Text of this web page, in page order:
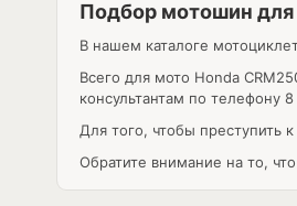
Подбор мотошин для
В нашем каталоге
Всего для мото Honda
консультантам по телефону
Для того, чтобы преступить
Обратите внимание на то,